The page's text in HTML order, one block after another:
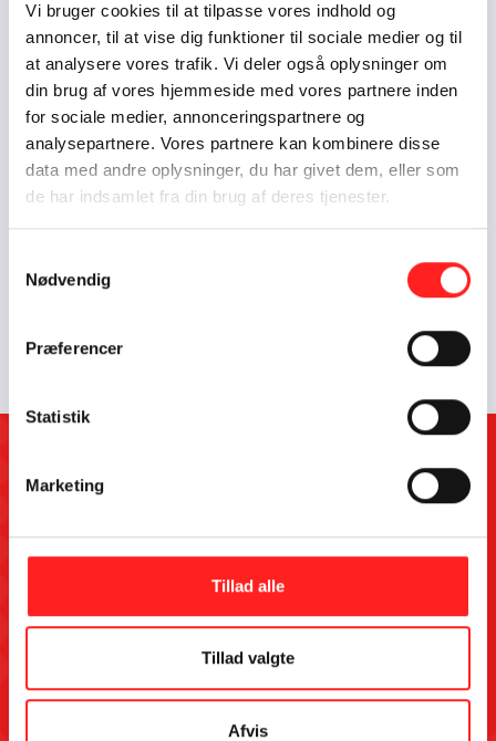
Vi bruger cookies til at tilpasse vores indhold og
annoncer, til at vise dig funktioner til sociale medier og til
at analysere vores trafik. Vi deler også oplysninger om
din brug af vores hjemmeside med vores partnere inden
for sociale medier, annonceringspartnere og
analysepartnere. Vores partnere kan kombinere disse
data med andre oplysninger, du har givet dem, eller som
de har indsamlet fra din brug af deres tjenester.
Nødvendig
Præferencer
Statistik
Marketing
Tillad alle
Tillad valgte
Afvis
Indsatser foregår i: Armenia
Resume
I samarbejde med ungemediet Seismo vil dette projekt skabe
en webdokumentar i video, lyd, billeder og tekst om
klimaforandringer i Armenien med tilhørende opgaver
målrettet elever i grundskolen. Projektet vil oplyse elever i
udviklingslande som Armenien samt hvordan landet tilpasset
Kontakt
OpEn-puljen forvaltes af CISU og Fonden Roskilde Festival for
Tilmeld dig OpEns kontaktliste her
Kontakt CISUs sekretariat på hverdage kl. 10-14 på:
Telefon: 8612 0342
Mail:info@openpuljen.dk